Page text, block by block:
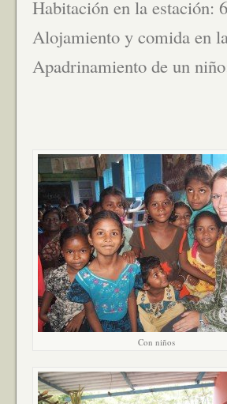
Habitación en la estación:
Alojamiento y comida en
Apadrinamiento de un
Con niños